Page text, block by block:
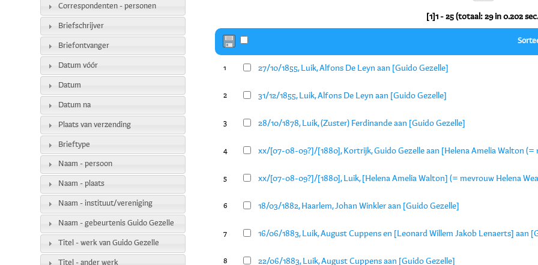
[1]1 - 25 (totaal: 29 in 0.202
1 27/10/1855, Luik, Alfons De Leyn aan [Guido Gezelle]
2 31/12/1855, Luik, Alfons De Leyn aan [Guido Gezelle]
3 28/10/1878, Luik, (Zuster) Ferdinande aan [Guido Gezelle]
4 xx/[07-08-09?]/[1880], Kortrijk, Guido Gezelle aan [Helena Amelia Walton (=
5 xx/[07-08-09?]/[1880], Luik, [Helena Amelia Walton] (= mevrouw Helena
6 18/03/1882, Haarlem, Johan Winkler aan [Guido Gezelle]
7 16/06/1883, Luik, August Cuppens en [Leonard Willem Jakob Lenaerts] aan
8 22/06/1883, Luik, August Cuppens aan [Guido Gezelle]
Correspondenten - personen
Briefschrijver
Briefontvanger
Datum vóór
Datum
Datum na
Plaats van verzending
Brieftype
Naam - persoon
Naam - plaats
Naam - instituut/vereniging
Naam - gebeurtenis Guido Gezelle
Titel - werk van Guido Gezelle
Titel - ander werk